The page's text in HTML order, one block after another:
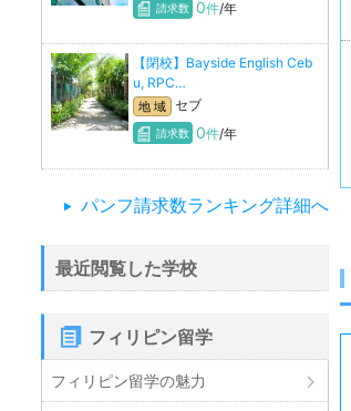
請求数 0件/年
【閉校】Bayside English Ceb
u, RPC…
地 域 セブ
請求数 0件/年
パンフ請求数ランキング詳細へ
最近閲覧した学校
フィリピン留学
フィリピン留学の魅力